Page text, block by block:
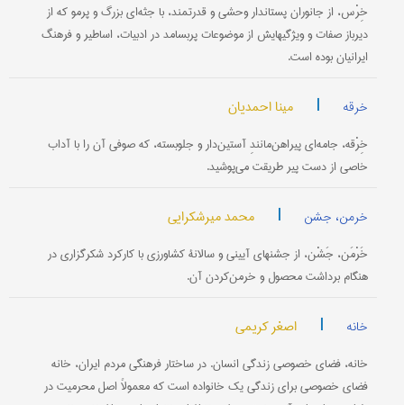
خِرْس، از جانوران پستاندار وحشی و قدرتمند، با جثه‌ای بزرگ و پرمو که از
دیرباز صفات و ویژگیهایش از موضوعات پربسامد در ادبیات، اساطیر و فرهنگ
ایرانیان بوده است.
خرقه | مینا احمدیان
خِرْقه، جامه‌ای پیراهن‌مانندِ آستین‌دار و جلوبسته، که صوفی آن را با آداب
خاصی از دست پیر طریقت می‌پوشید.
خرمن، جشن | محمد میرشکرایی
خَرْمَن، جَشْن، از جشنهای آیینی و سالانۀ کشاورزی با کارکرد شکرگزاری در
هنگام برداشت محصول و خرمن‌کردن آن.
خانه | اصغر کریمی
خانه، فضای خصوصی زندگی انسان. در ساختار فرهنگی مردم ایران، خانه
فضای خصوصی برای زندگی یک خانواده است که معمولاً اصل محرمیت در